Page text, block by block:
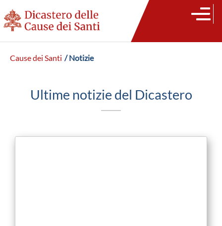
Cause dei Santi / Notizie
Ultime notizie del Dicastero